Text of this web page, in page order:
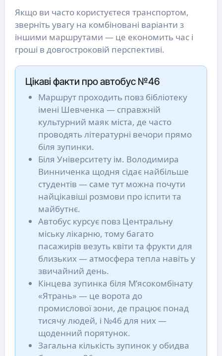
Якщо ви часто користуєтеся транспортом,
зверніть увагу на комбіновані варіанти з
іншими маршрутами — це економить час і
гроші в довгостроковій перспективі.
Цікаві факти про автобус №46
Маршрут проходить повз бібліотеку
імені Шевченка — справжній
культурний маяк міста, де часто
проводять літературні вечори прямо
біля зупинки.
Біля Університету ім. Володимира
Винниченка щодня сідає найбільше
студентів — саме тут можна почути
найцікавіші розмови про іспити та
майбутнє.
Автобус курсує повз Центральну
міську лікарню, тому багато
пасажирів везуть квіти та фрукти для
близьких — атмосфера тепла навіть у
звичайний день.
Кінцева зупинка біля М’ясокомбінату
«Ятрань» — це ворота до
промислової зони, де працює понад
тисячу людей, і №46 для них —
щоденний порятунок.
Загальна кількість зупинок у обидва